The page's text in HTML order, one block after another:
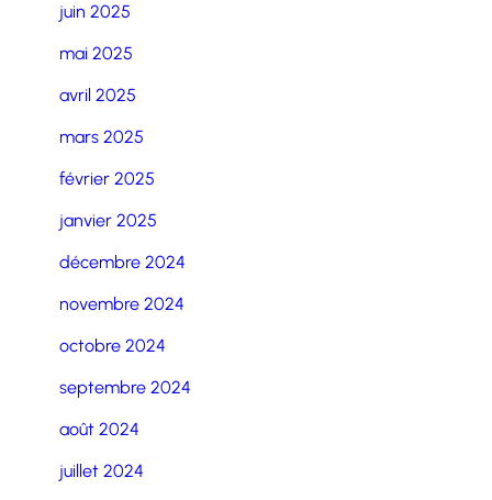
juin 2025
mai 2025
avril 2025
mars 2025
février 2025
janvier 2025
décembre 2024
novembre 2024
octobre 2024
septembre 2024
août 2024
juillet 2024